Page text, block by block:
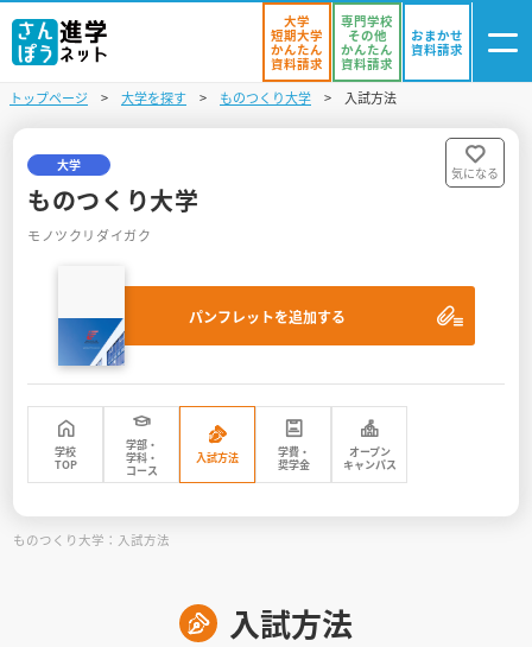
資料リスト
進学イベント
入試・受験入門
お役立ち情報
見学会WEB手引書
校内オンラインガイダンス
大学
短期大学
かんたん
資料請求
専門学校
その他
かんたん
資料請求
おまかせ
資料請求
トップページ 大学を探す ものつくり大学 入試方法
大学
ものつくり大学
モノツクリダイガク
パンフレットを追加する
気になる
学校
TOP
学部・
学科・
コース
入試方法
学費・
奨学金
オープン
キャンパス
ものつくり大学：入試方法
入試方法